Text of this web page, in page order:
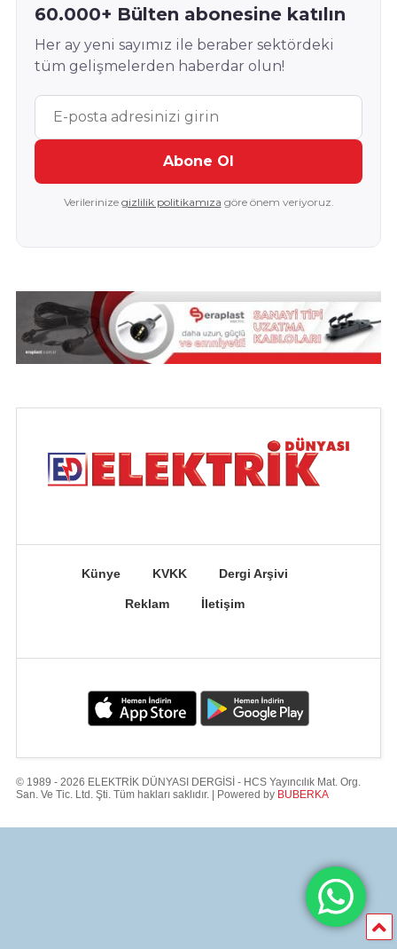
60.000+ Bülten abonesine katılın
Her ay yeni sayımız ile beraber sektördeki
tüm gelişmelerden haberdar olun!
Abone Ol
Verilerinize gizlilik politikamıza göre önem veriyoruz.
Künye KVKK Dergi Arşivi
Reklam İletişim
© 1989 - 2026 ELEKTRİK DÜNYASI DERGİSİ - HCS Yayıncılık Mat. Org.
San. Ve Tic. Ltd. Şti. Tüm hakları saklıdır. | Powered by BUBERKA